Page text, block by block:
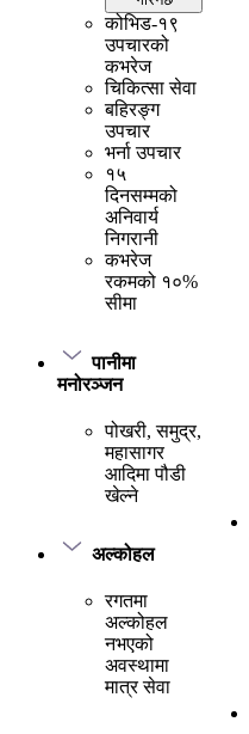
कोभिड-१९
उपचारको
कभरेज
चिकित्सा सेवा
बहिरङ्ग
उपचार
भर्ना उपचार
१५
दिनसम्मको
अनिवार्य
निगरानी
कभरेज
रकमको १०%
सीमा
पानीमा
मनोरञ्जन
पोखरी, समुद्र,
महासागर
आदिमा पौडी
खेल्ने
अल्कोहल
रगतमा
अल्कोहल
नभएको
अवस्थामा
मात्र सेवा